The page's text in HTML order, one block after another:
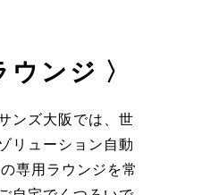
ウンジ 〉
ンズ大阪では、世
リューション自動
専用ラウンジを常